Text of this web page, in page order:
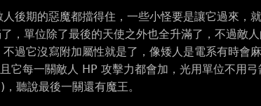
後期的惡魔都擋得住，一些小怪要是讓它過來，
，單位除了最後的天使之外也全升滿了，不過敵
過它沒寫附加屬性就是了，像矮人是電系有時會
它每一關敵人 HP 攻擊力都會加，光用單位不用
聽說最後一關還有魔王。